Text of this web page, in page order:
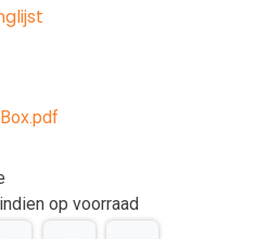
op voorraad